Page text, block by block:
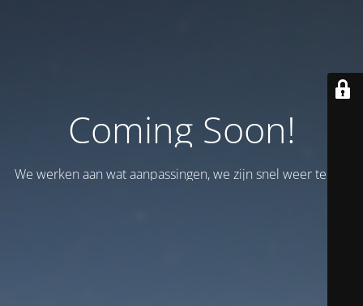
Coming Soon!
We werken aan wat aanpassingen, we zijn snel weer terug!